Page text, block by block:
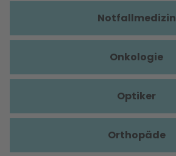
Notfallmedizin
Onkologie
Optiker
Orthopäde